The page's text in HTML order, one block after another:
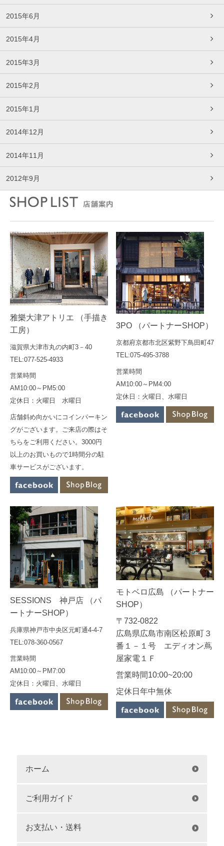
2015年6月
2015年4月
2015年3月
2015年2月
2015年1月
2014年12月
2014年11月
2012年9月
雅樂大津アトリエ （手描き
工房）
滋賀県大津市丸の内町3－40
TEL:077-525-4933
営業時間
AM10:00～PM5:00
定休日：火曜日 水曜日
店舗斜め向かいにコインパーキン
グがございます。ご来店の際はそ
ちらをご利用ください。3000円
以上のお買いもので1時間分の駐
車サービスがございます。
3PO （パートナーSHOP）
京都府京都市北区紫野下鳥田町47
TEL:075-495-3788
営業時間
AM10:00～PM4:00
定休日：火曜日、水曜日
SESSIONS 神戸店 （パ
ートナーSHOP）
兵庫県神戸市中央区元町通4-4-7
TEL:078-360-0567
営業時間
AM10:00～PM7:00
定休日：火曜日、水曜日
モトベロ広島 （パートナー
SHOP）
〒732-0822
広島県広島市南区松原町３
番１－１号 エディオン蔦
屋家電１Ｆ
営業時間10:00~20:00
定休日年中無休
ホーム
ご利用ガイド
お支払い・送料